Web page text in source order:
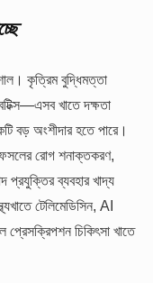
কৃত্রিম বুদ্ধিমত্তা
খাতে দক্ষতা
বড় অংশীদার হতে পারে।
ফসলের রোগ শনাক্তকরণ,
প্রযুক্তির ব্যবহার খাদ্য
টেলিমেডিসিন, AI
প্রেসক্রিপশন চিকিৎসা খাতে